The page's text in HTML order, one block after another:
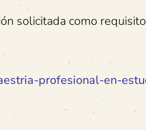
solicitada como
profesional-en-